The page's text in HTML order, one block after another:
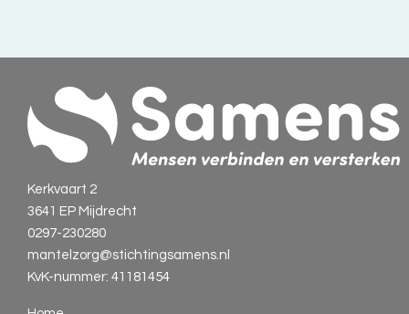
Kerkvaart 2
3641 EP Mijdrecht
0297-230280
mantelzorg@stichtingsamens.nl
KvK-nummer: 41181454